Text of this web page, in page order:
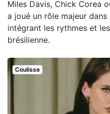
Miles Davis, Chick Corea
a joué un rôle majeur
intégrant les rythmes et
brésilienne.
Coulisse